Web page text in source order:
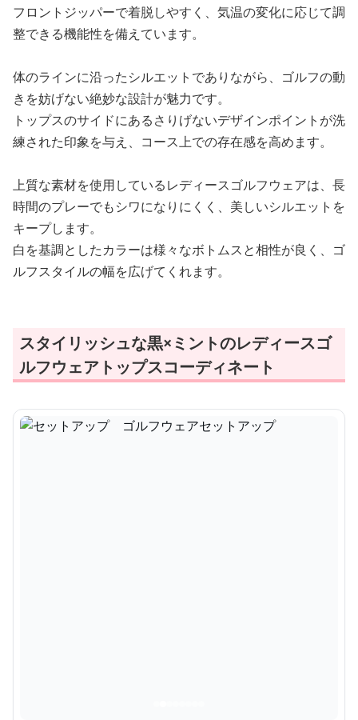
フロントジッパーで着脱しやすく、気温の変化に応じて調
整できる機能性を備えています。
体のラインに沿ったシルエットでありながら、ゴルフの動
きを妨げない絶妙な設計が魅力です。
トップスのサイドにあるさりげないデザインポイントが洗
練された印象を与え、コース上での存在感を高めます。
上質な素材を使用しているレディースゴルフウェアは、長
時間のプレーでもシワになりにくく、美しいシルエットを
キープします。
白を基調としたカラーは様々なボトムスと相性が良く、ゴ
ルフスタイルの幅を広げてくれます。
スタイリッシュな黒×ミントのレディースゴ
ルフウェアトップスコーディネート